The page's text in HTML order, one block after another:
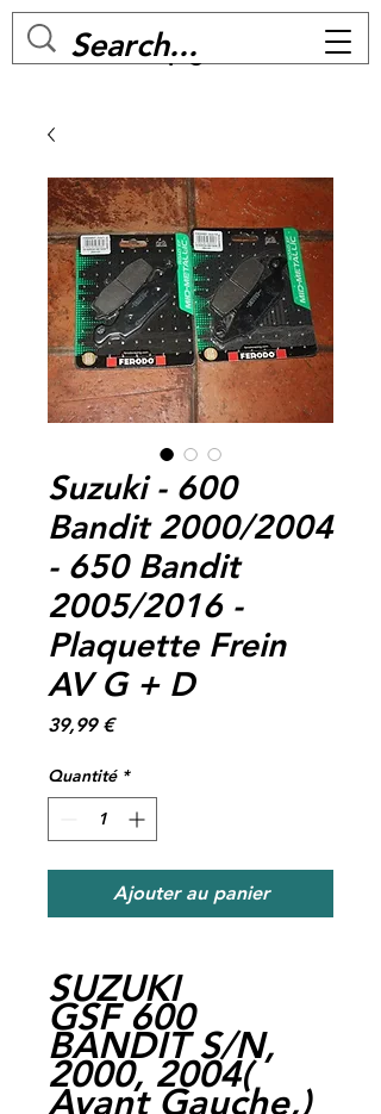
MC BIKE Perpignan
Suzuki - 600
Bandit 2000/2004
- 650 Bandit
2005/2016 -
Plaquette Frein
AV G + D
39,99 €Prix
Quantité *
Ajouter au panier
SUZUKI
GSF 600
BANDIT S/N,
2000, 2004(
Avant Gauche,)